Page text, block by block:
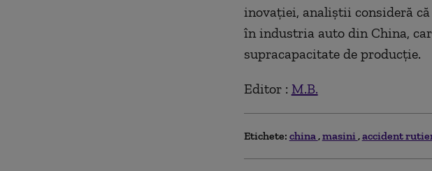
inovaţiei, analiştii consideră că
în industria auto din China,
supracapacitate de producţie.
Editor : M.B.
Etichete: china masini accident